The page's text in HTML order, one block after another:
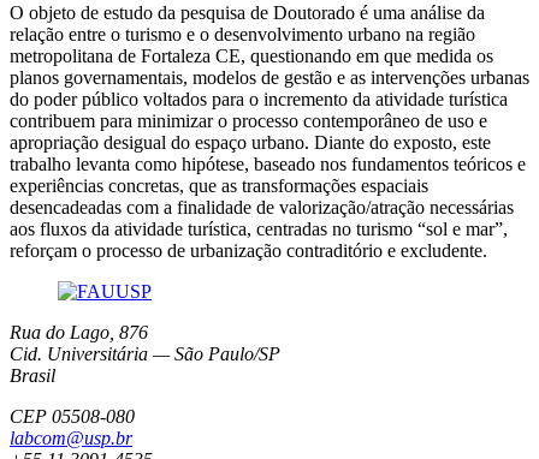
O objeto de estudo da pesquisa de Doutorado é uma análise da
relação entre o turismo e o desenvolvimento urbano na região
metropolitana de Fortaleza CE, questionando em que medida os
planos governamentais, modelos de gestão e as intervenções urbanas
do poder público voltados para o incremento da atividade turística
contribuem para minimizar o processo contemporâneo de uso e
apropriação desigual do espaço urbano. Diante do exposto, este
trabalho levanta como hipótese, baseado nos fundamentos teóricos e
experiências concretas, que as transformações espaciais
desencadeadas com a finalidade de valorização/atração necessárias
aos fluxos da atividade turística, centradas no turismo “sol e mar”,
reforçam o processo de urbanização contraditório e excludente.
Rua do Lago, 876
Cid. Universitária — São Paulo/SP
Brasil
CEP 05508-080
labcom@usp.br